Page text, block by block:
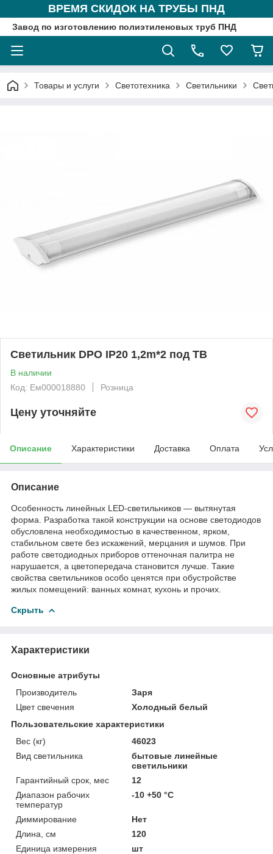
ВРЕМЯ СКИДОК НА ТРУБЫ ПНД
Завод по изготовлению полиэтиленовых труб ПНД
Товары и услуги Светотехника Светильники
Светильник DPO IP20 1,2m*2 под ТВ
В наличии
Код: Ем000018880
Розница
Цену уточняйте
Описание Характеристики Доставка Оплата
Описание
Особенность линейных LED-светильников — вытянутая
форма. Разработка такой конструкции на основе светодиодов
обусловлена необходимостью в качественном, ярком,
стабильном свете без искажений, мерцания и шумов. При
работе светодиодных приборов оттеночная палитра не
нарушается, а цветопередача становится лучше. Такие
свойства светильников особо ценятся при обустройстве
жилых помещений: ванных комнат, кухонь и прочих.
Скрыть
Характеристики
Основные атрибуты
Производитель
Заря
Цвет свечения
Холодный белый
Пользовательские характеристики
Вес (кг)
46023
Вид светильника
бытовые линейные
светильники
Гарантийный срок, мес
12
Диапазон рабочих
температур
-10 +50 °C
Диммирование
Нет
Длина, см
120
Единица измерения
шт